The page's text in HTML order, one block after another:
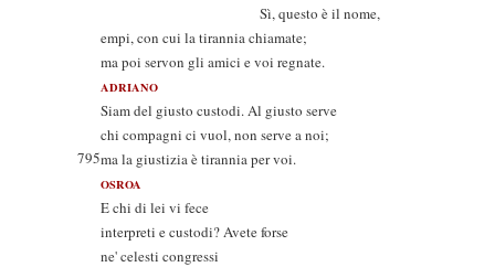
Sì, questo è il nome,
empi, con cui la tirannia chiamate;
ma poi servon gli amici e voi regnate.
ADRIANO
Siam del giusto custodi. Al giusto serve
chi compagni ci vuol, non serve a noi;
795ma la giustizia è tirannia per voi.
OSROA
E chi di lei vi fece
interpreti e custodi? Avete forse
ne' celesti congressi